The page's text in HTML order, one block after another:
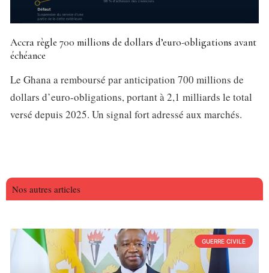
Accra règle 700 millions de dollars d’euro-obligations avant
échéance
Le Ghana a remboursé par anticipation 700 millions de
dollars d’euro-obligations, portant à 2,1 milliards le total
versé depuis 2025. Un signal fort adressé aux marchés.
Nos autres articles
GUERRE CIVILE